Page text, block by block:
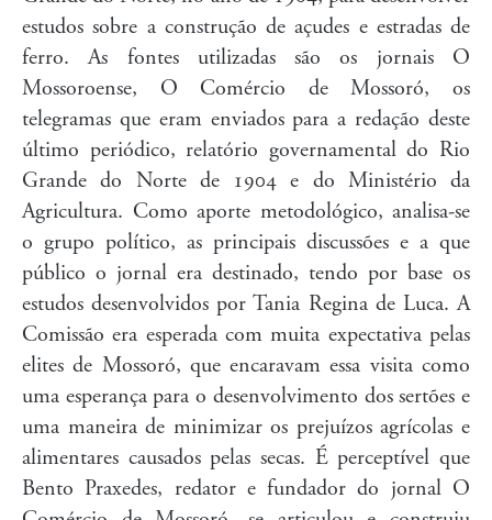
estudos sobre a construção de açudes e estradas de
ferro. As fontes utilizadas são os jornais O
Mossoroense, O Comércio de Mossoró, os
telegramas que eram enviados para a redação deste
último periódico, relatório governamental do Rio
Grande do Norte de 1904 e do Ministério da
Agricultura. Como aporte metodológico, analisa-se
o grupo político, as principais discussões e a que
público o jornal era destinado, tendo por base os
estudos desenvolvidos por Tania Regina de Luca. A
Comissão era esperada com muita expectativa pelas
elites de Mossoró, que encaravam essa visita como
uma esperança para o desenvolvimento dos sertões e
uma maneira de minimizar os prejuízos agrícolas e
alimentares causados pelas secas. É perceptível que
Bento Praxedes, redator e fundador do jornal O